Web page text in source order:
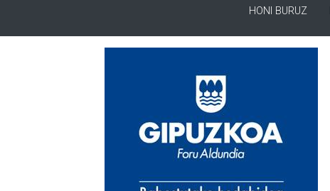
HONI BURUZ